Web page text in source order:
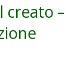
creato –